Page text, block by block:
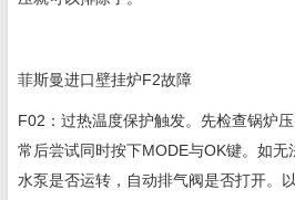
菲斯曼进口壁挂炉F2故障
F02：过热温度保护触发。先检查锅炉
常后尝试同时按下MODE与OK键。如
水泵是否运转，自动排气阀是否打开。